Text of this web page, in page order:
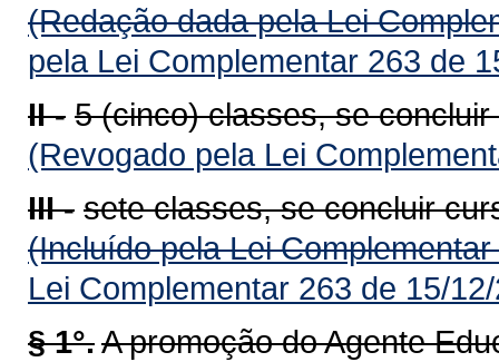
(Redação dada pela Lei
pela Lei Complementar 263 de
II - 5 (cinco) classes, se
(Revogado pela Lei
III - sete classes, se concluir
(Incluído pela Lei
Lei Complementar 263 de 15/
§ 1°.A promoção do Agente